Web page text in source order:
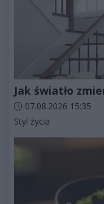
Jak światło
Data dodania artykułu:
07.08.2026 15:35
Kategorie artykułu:
Styl życia